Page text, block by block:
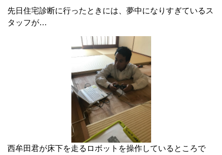
先日住宅診断に行ったときには、夢中になりすぎているス
タッフが…
西牟田君が床下を走るロボットを操作しているところで